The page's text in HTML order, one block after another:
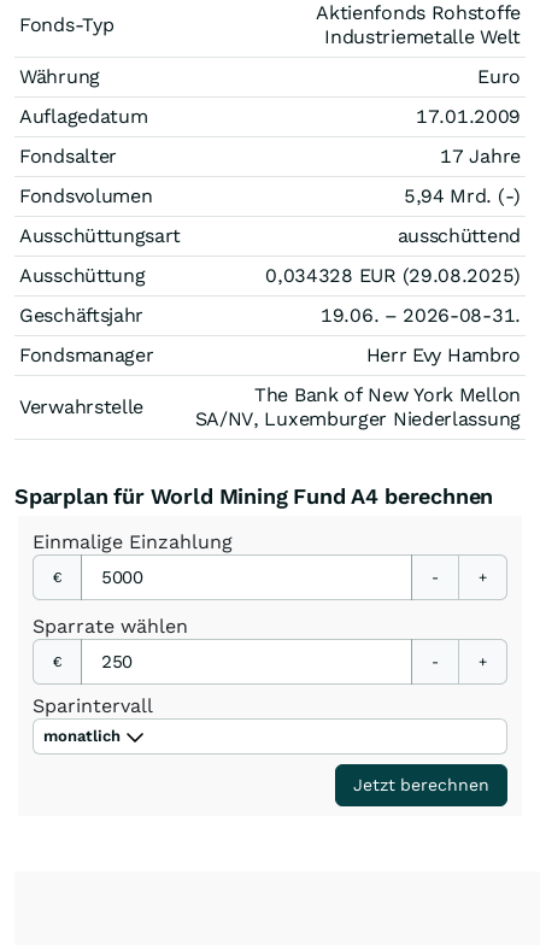
Fonds-Typ
Aktienfonds Rohstoffe
Industriemetalle Welt
Währung
Euro
Auflagedatum
17.01.2009
Fondsalter
17 Jahre
Fondsvolumen
5,94 Mrd. (-)
Ausschüttungsart
ausschüttend
Ausschüttung
0,034328 EUR (29.08.2025)
Geschäftsjahr
19.06. – 2026-08-31.
Fondsmanager
Herr Evy Hambro
Verwahrstelle
The Bank of New York Mellon
SA/NV, Luxemburger Niederlassung
Sparplan für World Mining Fund A4 berechnen
Einmalige Einzahlung
€ - +
Sparrate wählen
€ - +
Sparintervall
monatlich
Jetzt berechnen